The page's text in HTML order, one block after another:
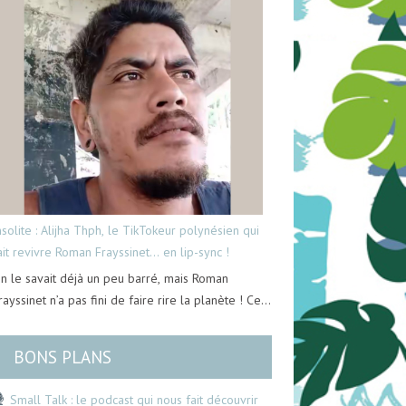
: Alijha Thph, le TikTokeur polynésien qui
revivre Roman Frayssinet… en lip-sync !
le savait déjà un peu barré, mais Roman
n’a pas fini de faire rire la planète ! Ce…
BONS PLANS
Small Talk : le podcast qui nous fait découvrir